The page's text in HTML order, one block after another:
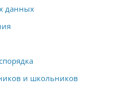
данных
и школьников